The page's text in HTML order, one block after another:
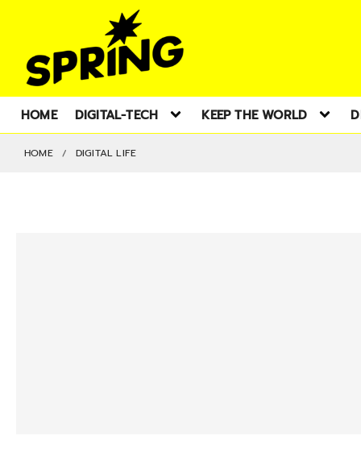
HOME DIGITAL-TECH KEEP THE WORLD
HOME DIGITAL LIFE